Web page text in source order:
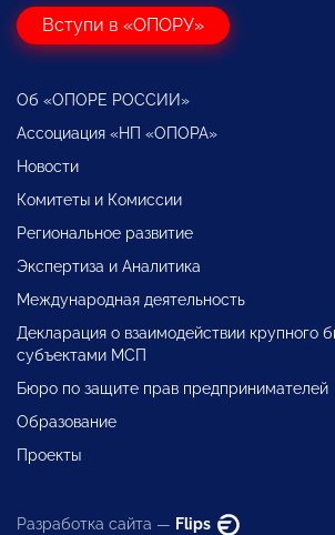
Вступи в «ОПОРУ»
Об «ОПОРЕ РОССИИ»
Ассоциация «НП «ОПОРА»
Новости
Комитеты и Комиссии
Региональное развитие
Экспертиза и Аналитика
Международная деятельность
Декларация о взаимодействии крупного
субъектами МСП
Бюро по защите прав предпринимателей
Образование
Проекты
Разработка сайта — Flips